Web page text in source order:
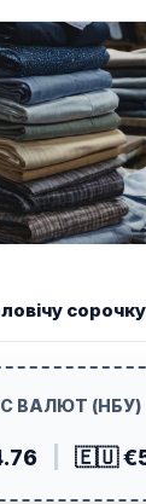
сорочку
ВАЛЮТ (НБУ)
🇪🇺